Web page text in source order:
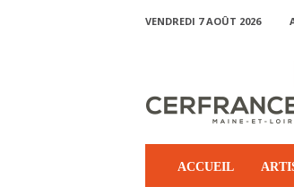
VENDREDI 7 AOÛT 2026
ACCUEIL